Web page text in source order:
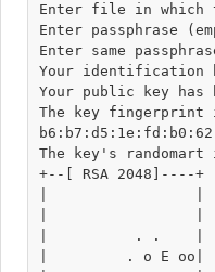
Enter file in which
Enter passphrase
Enter same
Your identification
Your public key has
The key fingerprint
The key's randomart
+--[ RSA 2048]----+
|          . .    |
|         . o E oo|